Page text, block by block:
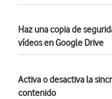
Haz una copia de
vídeos en Google Drive
Activa o desactiva la
contenido